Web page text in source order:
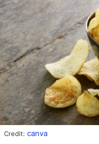
Credit: canva